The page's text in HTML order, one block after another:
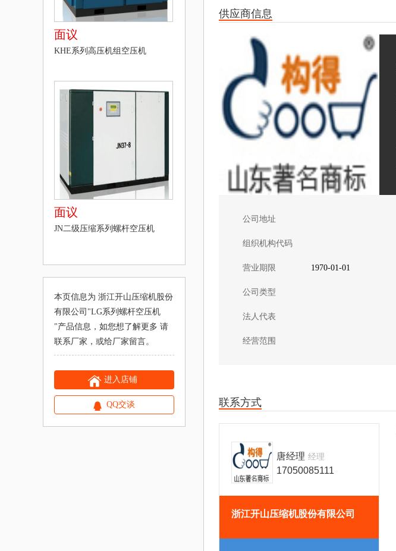
面议
KHE系列高压机组空压机
面议
JN二级压缩系列螺杆空压机
本页信息为 浙江开山压缩机股份
有限公司"LG系列螺杆空压机
"产品信息，如您想了解更多 请
联系厂家，或给厂家留言。
进入店铺
QQ交谈
供应商信息
公司地址
组织机构代码
营业期限 1970-01-01
公司类型
法人代表
经营范围
联系方式
唐经理 经理
17050085111
浙江开山压缩机股份有限公司